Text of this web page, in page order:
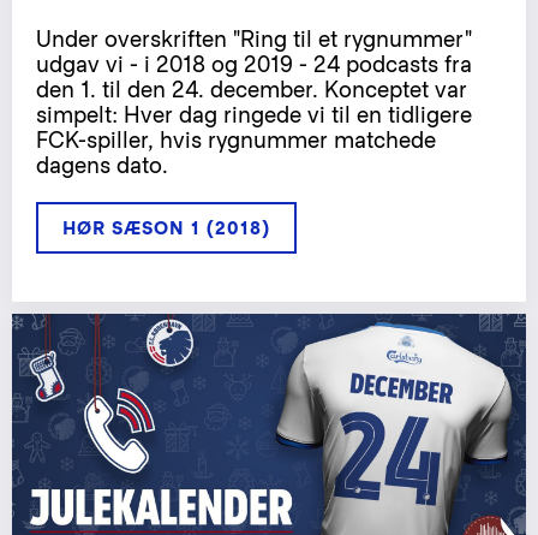
Under overskriften "Ring til et rygnummer"
udgav vi - i 2018 og 2019 - 24 podcasts fra
den 1. til den 24. december. Konceptet var
simpelt: Hver dag ringede vi til en tidligere
FCK-spiller, hvis rygnummer matchede
dagens dato.
HØR SÆSON 1 (2018)